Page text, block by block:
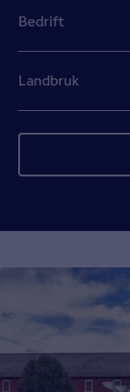
Bedrift
Landbruk